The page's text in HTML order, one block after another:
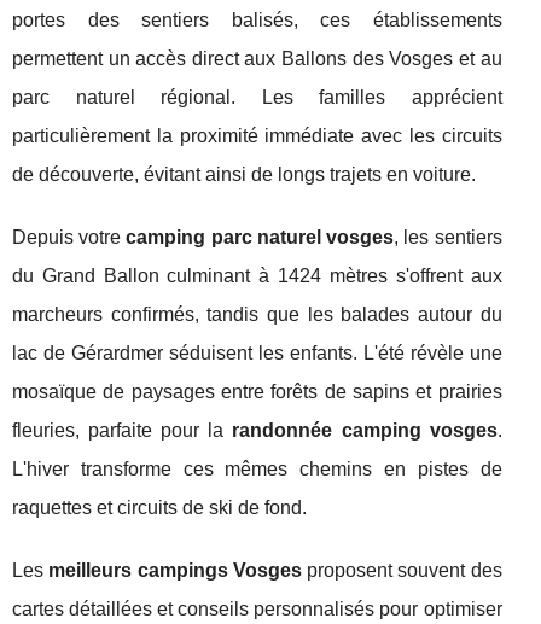
portes des sentiers balisés, ces établissements
permettent un accès direct aux Ballons des Vosges et au
parc naturel régional. Les familles apprécient
particulièrement la proximité immédiate avec les circuits
de découverte, évitant ainsi de longs trajets en voiture.
Depuis votrecamping parc naturel vosges, les sentiers
du Grand Ballon culminant à 1424 mètres s'offrent aux
marcheurs confirmés, tandis que les balades autour du
lac de Gérardmer séduisent les enfants. L'été révèle une
mosaïque de paysages entre forêts de sapins et prairies
fleuries, parfaite pour la randonnée camping vosges.
L'hiver transforme ces mêmes chemins en pistes de
raquettes et circuits de ski de fond.
Les meilleurs campings Vosgesproposent souvent des
cartes détaillées et conseils personnalisés pour optimiser